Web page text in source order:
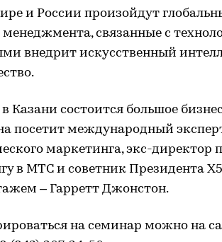
и России произойдут
менеджмента, связанные с
внедрит искусственный
в Казани состоится большое
посетит международный
маркетинга, экс-директор
в МТС и советник Президента
– Гарретт Джонстон.
на семинар можно на